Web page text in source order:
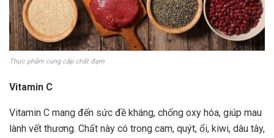
Thực phẩm cung cấp chất đạm
Vitamin C
Vitamin C mang đến sức đề kháng, chống oxy hóa, giúp mau
lành vết thương. Chất này có trong cam, quýt, ổi, kiwi, dâu tây,